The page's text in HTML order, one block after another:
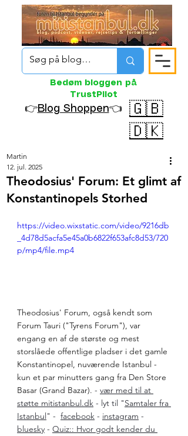
Bedøm bloggen på
TrustPilot
👉Blog Shoppen👈
🇬🇧
🇩🇰
Theodosius' Forum: Et glimt af
Konstantinopels Storhed
Martin
12. jul. 2025
https://video.wixstatic.com/video/9216db
_4d78d5acfa5e45a0b6822f653afc8d53/720
p/mp4/file.mp4
Theodosius' Forum, også kendt som
Forum Tauri ("Tyrens Forum"), var
engang en af de største og mest
storslåede offentlige pladser i det gamle
Konstantinopel, nuværende Istanbul -
kun et par minutters gang fra Den Store
Basar (Grand Bazar). - vær med til at
støtte mitistanbul.dk - lyt til "Samtaler fra
Istanbul " - facebook - instagram -
bluesky - Quiz:: Hvor godt kender du